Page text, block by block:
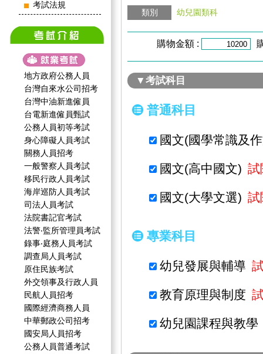
考試法規
地方政府公務人員
台灣自來水公司招考
台灣中油新進僱員
台電新進僱員甄試
公務人員初等考試
身心障礙人員考試
關務人員招考
一般警察人員考試
移民行政人員考試
海岸巡防人員考試
司法人員考試
法院書記官考試
法警‧監所管理員考試
錄事‧庭務人員考試
調查局人員考試
原住民族考試
外交領事及行政人員
民航人員招考
國際經濟商務人員
中華郵政公司招考
國安局人員招考
公務人員普通考試
類別 幼兒園類科
購物金額 :
▼考試科目
普通科目
國文(國學常識及
國文(高中國文) 試
國文(大學文選) 試
專業科目
幼兒發展與輔導
教育原理與制度
幼兒園課程與教學